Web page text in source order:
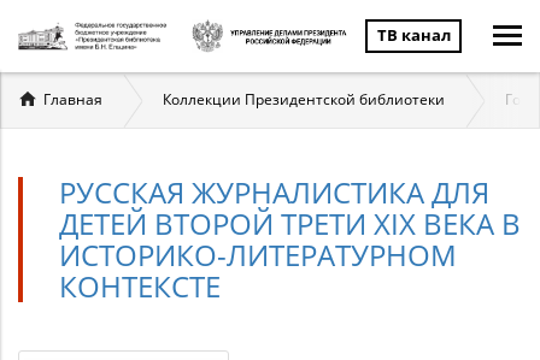
ТВ канал
Вы
здесь
Главная Коллекции Президентской библиотеки
РУССКАЯ ЖУРНАЛИСТИКА ДЛЯ
ДЕТЕЙ ВТОРОЙ ТРЕТИ XIX ВЕКА В
ИСТОРИКО-ЛИТЕРАТУРНОМ
КОНТЕКСТЕ